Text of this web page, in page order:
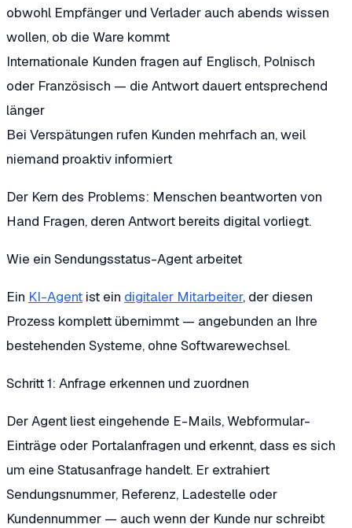
obwohl Empfänger und Verlader auch abends wissen
wollen, ob die Ware kommt
Internationale Kunden fragen auf Englisch, Polnisch
oder Französisch — die Antwort dauert entsprechend
länger
Bei Verspätungen rufen Kunden mehrfach an, weil
niemand proaktiv informiert
Der Kern des Problems: Menschen beantworten von
Hand Fragen, deren Antwort bereits digital vorliegt.
Wie ein Sendungsstatus-Agent arbeitet
Ein KI-Agent ist ein digitaler Mitarbeiter, der diesen
Prozess komplett übernimmt — angebunden an Ihre
bestehenden Systeme, ohne Softwarewechsel.
Schritt 1: Anfrage erkennen und zuordnen
Der Agent liest eingehende E-Mails, Webformular-
Einträge oder Portalanfragen und erkennt, dass es sich
um eine Statusanfrage handelt. Er extrahiert
Sendungsnummer, Referenz, Ladestelle oder
Kundennummer — auch wenn der Kunde nur schreibt